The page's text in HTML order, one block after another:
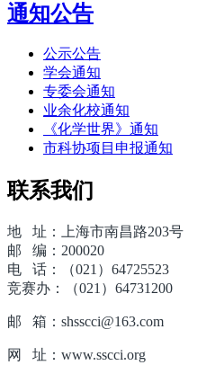
通知公告
公示公告
学会通知
专委会通知
业余化校通知
《化学世界》通知
市科协项目申报通知
联系我们
地 址：上海市南昌路203号
邮 编：200020
电 话：（021）64725523
竞赛办：（021）64731200
邮 箱：shsscci@163.com
网 址：www.sscci.org